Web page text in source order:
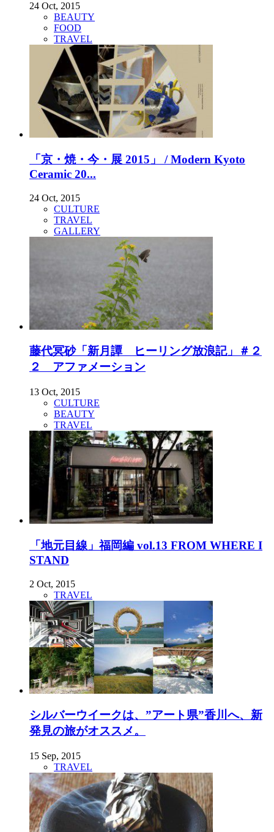
24 Oct, 2015
BEAUTY
FOOD
TRAVEL
「京・焼・今・展 2015」 / Modern Kyoto
Ceramic 20...
24 Oct, 2015
CULTURE
TRAVEL
GALLERY
藤代冥砂「新月譚 ヒーリング放浪記」＃２
２ アファメーション
13 Oct, 2015
CULTURE
BEAUTY
TRAVEL
「地元目線」福岡編 vol.13 FROM WHERE I
STAND
2 Oct, 2015
TRAVEL
シルバーウイークは、”アート県”香川へ、新
発見の旅がオススメ。
15 Sep, 2015
TRAVEL